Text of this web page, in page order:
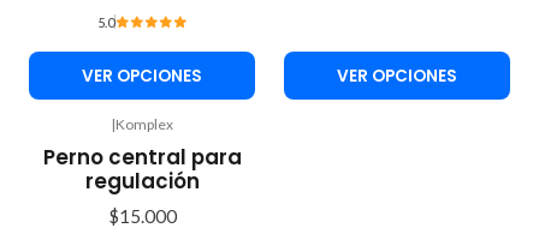
5.0
VER OPCIONES VER OPCIONES
|Komplex
Perno central para
regulación
$15.000